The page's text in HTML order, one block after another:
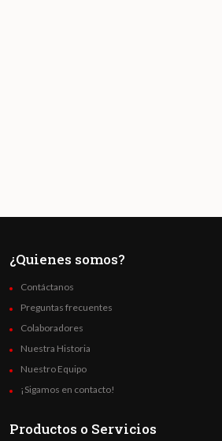
¿Quienes somos?
Contáctanos
Preguntas frecuentes
Colaboradores
Nuestra Historia
Nuestro Equipo
¡Sigamos en contacto!
Productos o Servicios